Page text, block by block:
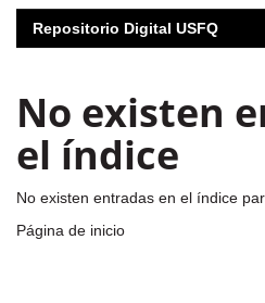
Repositorio Digital USFQ
No existen
el índice
No existen entradas en el índice
Página de inicio